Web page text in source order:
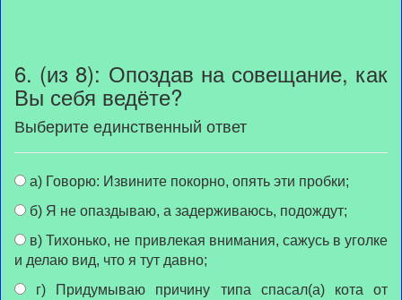
6. (из 8): Опоздав на совещание, как
Вы себя ведёте?
Выберите единственный ответ
а) Говорю: Извините покорно, опять эти пробки;
б) Я не опаздываю, а задерживаюсь, подождут;
в) Тихонько, не привлекая внимания, сажусь в уголке
и делаю вид, что я тут давно;
г) Придумываю причину типа спасал(а) кота от